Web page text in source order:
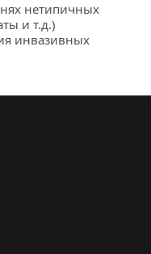
нетипичных
и т.д.)
инвазивных